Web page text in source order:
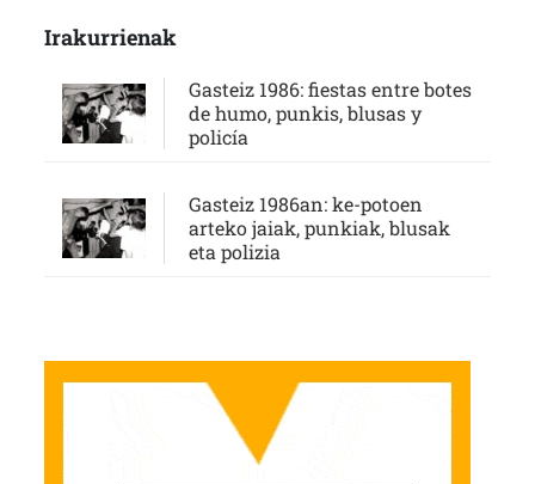
Irakurrienak
Gasteiz 1986: fiestas entre botes
de humo, punkis, blusas y
policía
Gasteiz 1986an: ke-potoen
arteko jaiak, punkiak, blusak
eta polizia